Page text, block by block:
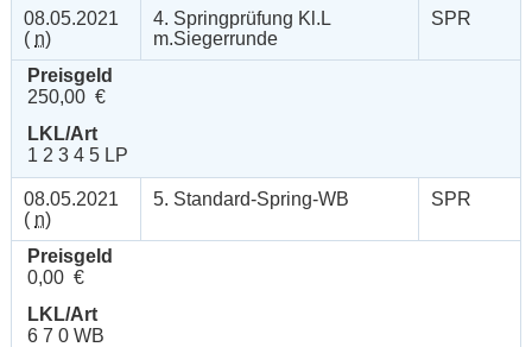
08.05.2021
( n)
4. Springprüfung Kl.L
m.Siegerrunde
SPR
Preisgeld
250,00 €
LKL/Art
1 2 3 4 5 LP
08.05.2021
( n)
5. Standard-Spring-WB SPR
Preisgeld
0,00 €
LKL/Art
6 7 0 WB